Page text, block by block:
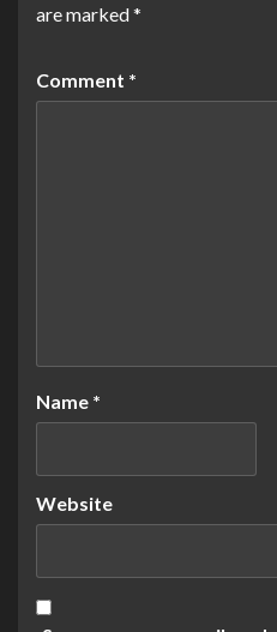
are marked*
Comment *
Name *
Website